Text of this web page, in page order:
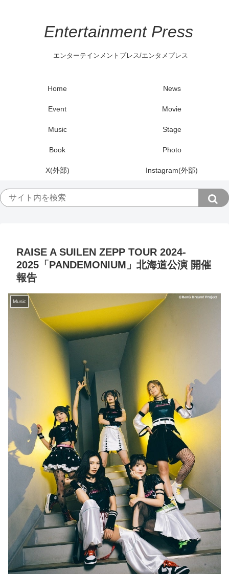
Entertainment Press
エンターテインメントプレス/エンタメプレス
Home News
Event Movie
Music Stage
Book Photo
X(外部) Instagram(外部)
RAISE A SUILEN ZEPP TOUR 2024-
2025「PANDEMONIUM」北海道公演 開催
報告
Music